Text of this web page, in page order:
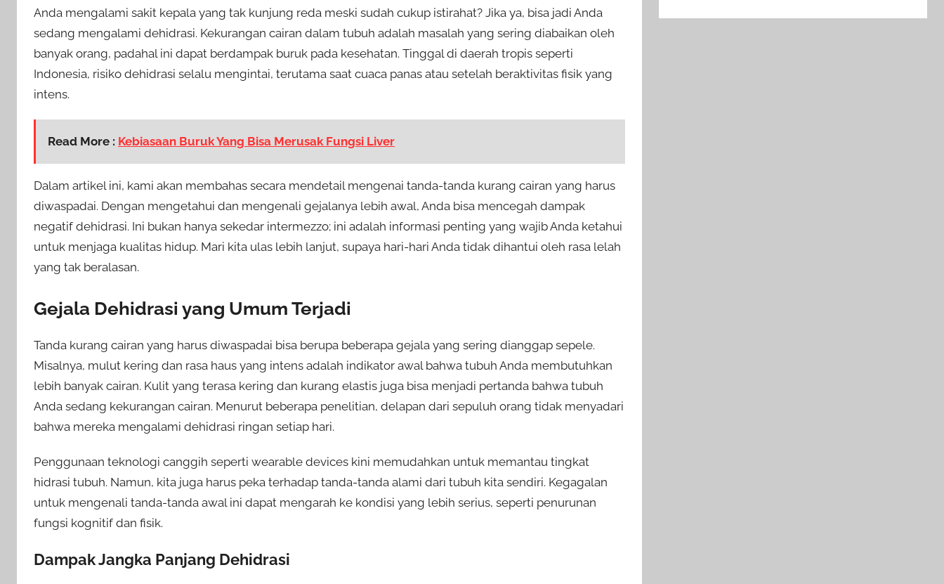
Anda mengalami sakit kepala yang tak kunjung reda meski sudah cukup istirahat? Jika ya, bisa jadi Anda
sedang mengalami dehidrasi. Kekurangan cairan dalam tubuh adalah masalah yang sering diabaikan oleh
banyak orang, padahal ini dapat berdampak buruk pada kesehatan. Tinggal di daerah tropis seperti
Indonesia, risiko dehidrasi selalu mengintai, terutama saat cuaca panas atau setelah beraktivitas fisik yang
intens.
Read More : Kebiasaan Buruk Yang Bisa Merusak Fungsi Liver
Dalam artikel ini, kami akan membahas secara mendetail mengenai tanda-tanda kurang cairan yang harus
diwaspadai. Dengan mengetahui dan mengenali gejalanya lebih awal, Anda bisa mencegah dampak
negatif dehidrasi. Ini bukan hanya sekedar intermezzo; ini adalah informasi penting yang wajib Anda ketahui
untuk menjaga kualitas hidup. Mari kita ulas lebih lanjut, supaya hari-hari Anda tidak dihantui oleh rasa lelah
yang tak beralasan.
Gejala Dehidrasi yang Umum Terjadi
Tanda kurang cairan yang harus diwaspadai bisa berupa beberapa gejala yang sering dianggap sepele.
Misalnya, mulut kering dan rasa haus yang intens adalah indikator awal bahwa tubuh Anda membutuhkan
lebih banyak cairan. Kulit yang terasa kering dan kurang elastis juga bisa menjadi pertanda bahwa tubuh
Anda sedang kekurangan cairan. Menurut beberapa penelitian, delapan dari sepuluh orang tidak menyadari
bahwa mereka mengalami dehidrasi ringan setiap hari.
Penggunaan teknologi canggih seperti wearable devices kini memudahkan untuk memantau tingkat
hidrasi tubuh. Namun, kita juga harus peka terhadap tanda-tanda alami dari tubuh kita sendiri. Kegagalan
untuk mengenali tanda-tanda awal ini dapat mengarah ke kondisi yang lebih serius, seperti penurunan
fungsi kognitif dan fisik.
Dampak Jangka Panjang Dehidrasi